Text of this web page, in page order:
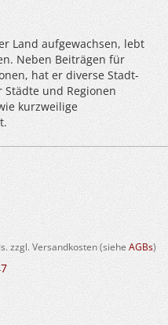
Land aufgewachsen, lebt
Neben Beiträgen für
hat er diverse Stadt-
Städte und Regionen
kurzweilige
zzgl. Versandkosten (siehe AGBs)